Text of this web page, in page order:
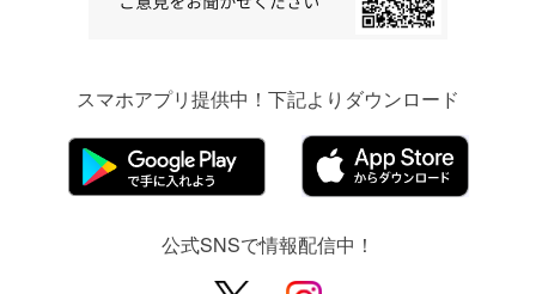
スマホアプリ提供中！下記よりダウンロード
公式SNSで情報配信中！